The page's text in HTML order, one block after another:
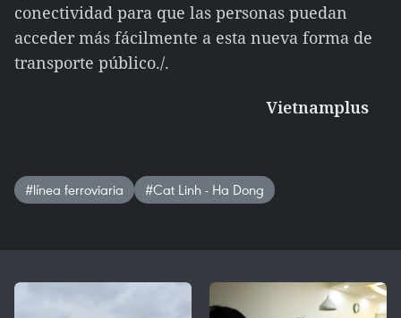
conectividad para que las personas puedan
acceder más fácilmente a esta nueva forma de
transporte público./.
Vietnamplus
#línea ferroviaria #Cat Linh - Ha Dong